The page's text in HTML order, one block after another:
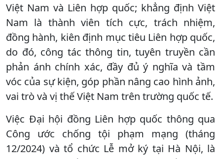
Việt Nam và Liên hợp quốc; khẳng định Việt
Nam là thành viên tích cực, trách nhiệm,
đồng hành, kiên định mục tiêu Liên hợp quốc,
do đó, công tác thông tin, tuyên truyền cần
phản ánh chính xác, đầy đủ ý nghĩa và tầm
vóc của sự kiện, góp phần nâng cao hình ảnh,
vai trò và vị thế Việt Nam trên trường quốc tế.
Việc Đại hội đồng Liên hợp quốc thông qua
Công ước chống tội phạm mạng (tháng
12/2024) và tổ chức Lễ mở ký tại Hà Nội, là